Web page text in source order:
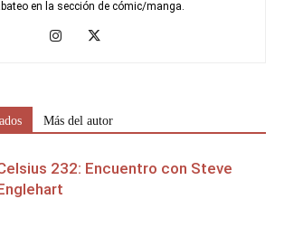
en la sección de cómic/manga.
Más del autor
232: Encuentro con Steve